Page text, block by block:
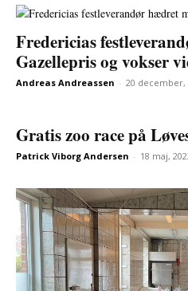
Fredericias
Gazellepris og vokser
Andreas Andreassen - 20 december,
Gratis zoo race på
Patrick Viborg Andersen - 18 maj,